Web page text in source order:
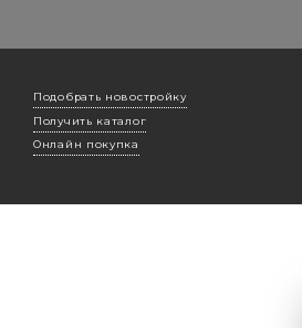
Подобрать новостройку
Получить каталог
Онлайн покупка